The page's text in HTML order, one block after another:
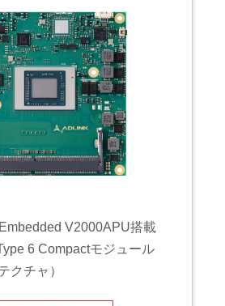
V2000APU搭載
6 Compactモジュール
クチャ）